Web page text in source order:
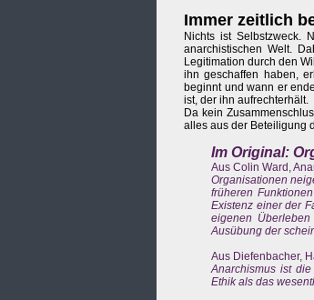
Immer zeitlich
Nichts ist Selbstzweck.
anarchistischen Welt.
Legitimation durch den
ihn geschaffen haben,
beginnt und wann er
ist, der ihn aufrechterhält.
Da kein
alles aus der Beteiligung
Im Original:
Aus Colin Ward,
Organisationen
früheren
Existenz einer der
eigenen
Ausübung der
Aus Diefenbacher,
Anarchismus ist
Ethik als das